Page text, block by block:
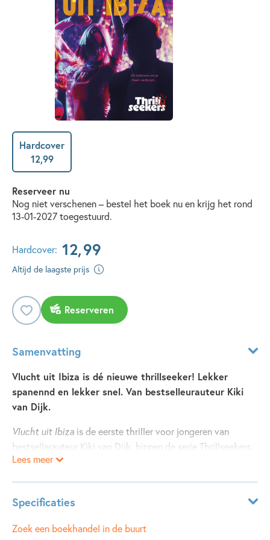
Hardcover
12,99
Reserveer nu
Nog niet verschenen – bestel het boek nu en krijg het rond
13-01-2027 toegestuurd.
Hardcover: 12,99
Altijd de laagste prijs
Reserveren
Samenvatting
Vlucht uit Ibiza is dé nieuwe thrillseeker! Lekker
spanennd en lekker snel. Van bestselleurauteur Kiki
van Dijk.
Vlucht uit Ibiza is de eerste thriller voor jongeren van
bestsellerauteur Kiki van Dijk, binnen de serie Thrillseekers.
In haar jeugdthriller wonen Okke en Jesse op Ibiza. Hun
verhuizing verdwijnt hun vader spoorloos. Okke en Jesse
gaan op zoek. In de donkere bossen van de Achterhoek
komen ze op het spoor van een criminele bende. En ineens
Lees meer
Specificaties
Leeftijdsindicatie: 13 - 15 jaar
Zoek een boekhandel in de buurt